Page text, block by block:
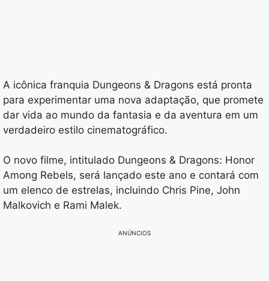
A icônica franquia Dungeons & Dragons está pronta
para experimentar uma nova adaptação, que promete
dar vida ao mundo da fantasia e da aventura em um
verdadeiro estilo cinematográfico.
O novo filme, intitulado Dungeons & Dragons: Honor
Among Rebels, será lançado este ano e contará com
um elenco de estrelas, incluindo Chris Pine, John
Malkovich e Rami Malek.
ANÚNCIOS